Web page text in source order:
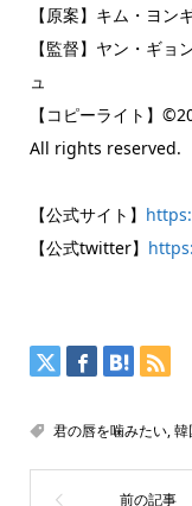
【原案】キム・ヨン
【監督】ヤン・ギ
ュ
【コピーライト】
All rights reserved.
【公式サイト】
【公式twitter】
君の唇を噛みたい,韓